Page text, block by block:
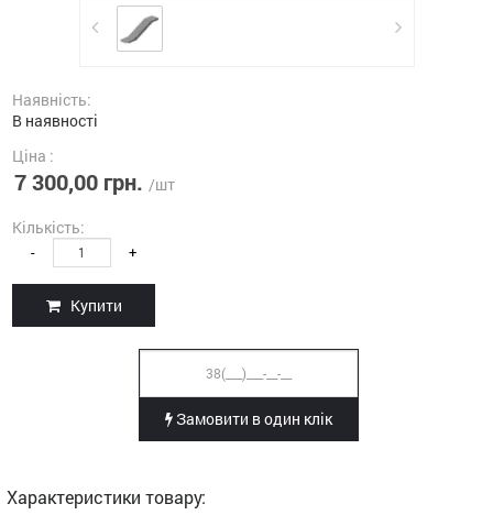
Наявність:
В наявності
Ціна :
7 300,00 грн. /шт
Кількість:
- +
Купити
Замовити в один клік
Характеристики товару: